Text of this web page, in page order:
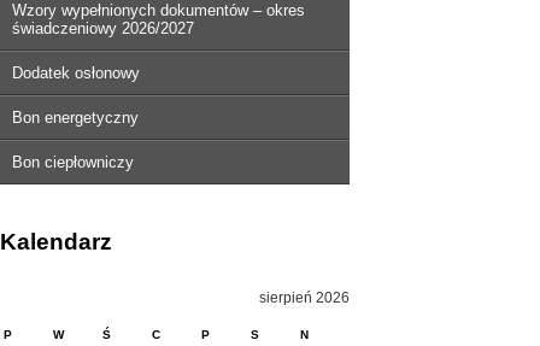
Wzory wypełnionych dokumentów – okres
świadczeniowy 2026/2027
Dodatek osłonowy
Bon energetyczny
Bon ciepłowniczy
Kalendarz
sierpień 2026
P W Ś C P S N